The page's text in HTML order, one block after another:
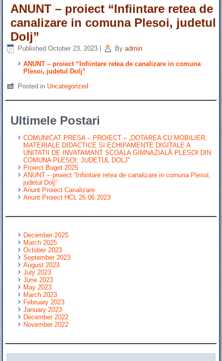
ANUNT – proiect “Infiintare retea de
canalizare in comuna Plesoi, judetul
Dolj”
Published October 23, 2023 By admin
ANUNT – proiect “Infiintare retea de canalizare in comuna
Plesoi, judetul Dolj”
Posted in Uncategorized
Ultimele Postari
COMUNICAT PRESA – PROIECT – „DOTAREA CU MOBILIER,
MATERIALE DIDACTICE SI ECHIPAMENTE DIGITALE A
UNITATII DE INVATAMANT SCOALA GIMNAZIALĂ PLESOI DIN
COMUNA PLESOI, JUDETUL DOLJ”
Proiect Buget 2025
ANUNT – proiect “Infiintare retea de canalizare in comuna Plesoi,
judetul Dolj”
Anunt Proiect Canalizare
Anunt Proiect HCL 26.06.2023
December 2025
March 2025
October 2023
September 2023
August 2023
July 2023
June 2023
May 2023
March 2023
February 2023
January 2023
December 2022
November 2022